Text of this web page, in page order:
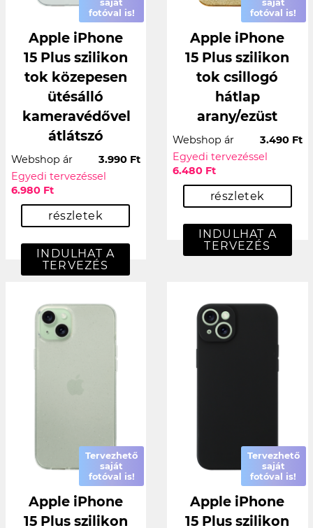
saját
fotóval is!
Apple iPhone
15 Plus szilikon
tok közepesen
ütésálló
kameravédővel
átlátszó
Webshop ár
3.990 Ft
Egyedi tervezéssel
6.980 Ft
részletek
INDULHAT A
TERVEZÉS
saját
fotóval is!
Apple iPhone
15 Plus szilikon
tok csillogó
hátlap
arany/ezüst
Webshop ár
3.490 Ft
Egyedi tervezéssel
6.480 Ft
részletek
INDULHAT A
TERVEZÉS
Tervezhető
saját
fotóval is!
Apple iPhone
15 Plus szilikon
Tervezhető
saját
fotóval is!
Apple iPhone
15 Plus szilikon